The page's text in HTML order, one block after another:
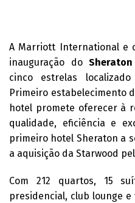
A Marriott International e
inauguração do
cinco estrelas
Primeiro estabelecimento
hotel promete oferecer à
qualidade, eficiência e
primeiro hotel Sheraton a
a aquisição da Starwood
Com 212 quartos, 15
presidencial, club lounge